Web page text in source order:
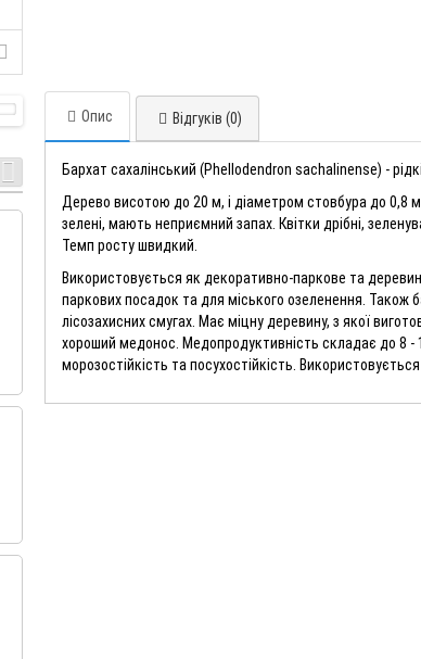
Дуб червоний (Дуб північний)
0
85.00грн.
Горіх грецький "Іван Багряний"
5
Опис Відгуків (0)
Бархат сахалінський (Phellodendron sachalinense) -
Дерево висотою до 20 м, і діаметром стовбура до 0,8
зелені, мають неприємний запах. Квітки дрібні,
Темп росту швидкий.
Використовується як декоративно-паркове та
паркових посадок та для міського озеленення. Також
лісозахисних смугах. Має міцну деревину, з якої
хороший медонос. Медопродуктивність складає до 8 -
морозостійкість та посухостійкість.